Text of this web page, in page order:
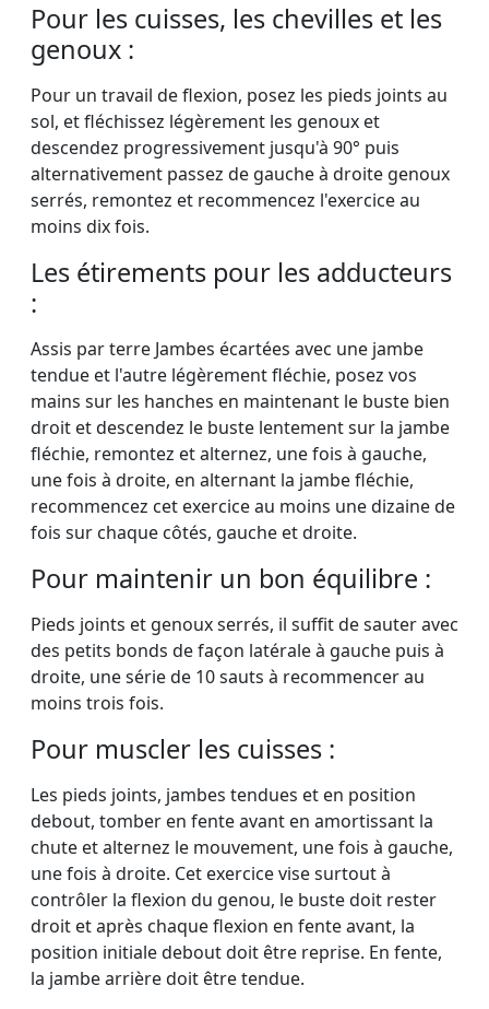
Pour les cuisses, les chevilles et les
genoux :
Pour un travail de flexion, posez les pieds joints au
sol, et fléchissez légèrement les genoux et
descendez progressivement jusqu'à 90° puis
alternativement passez de gauche à droite genoux
serrés, remontez et recommencez l'exercice au
moins dix fois.
Les étirements pour les adducteurs
:
Assis par terre Jambes écartées avec une jambe
tendue et l'autre légèrement fléchie, posez vos
mains sur les hanches en maintenant le buste bien
droit et descendez le buste lentement sur la jambe
fléchie, remontez et alternez, une fois à gauche,
une fois à droite, en alternant la jambe fléchie,
recommencez cet exercice au moins une dizaine de
fois sur chaque côtés, gauche et droite.
Pour maintenir un bon équilibre :
Pieds joints et genoux serrés, il suffit de sauter avec
des petits bonds de façon latérale à gauche puis à
droite, une série de 10 sauts à recommencer au
moins trois fois.
Pour muscler les cuisses :
Les pieds joints, jambes tendues et en position
debout, tomber en fente avant en amortissant la
chute et alternez le mouvement, une fois à gauche,
une fois à droite. Cet exercice vise surtout à
contrôler la flexion du genou, le buste doit rester
droit et après chaque flexion en fente avant, la
position initiale debout doit être reprise. En fente,
la jambe arrière doit être tendue.